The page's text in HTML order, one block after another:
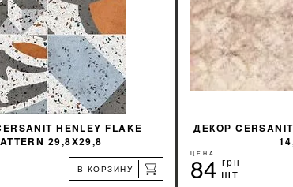
HENLEY FLAKE
29,8X29,8
В КОРЗИНУ
ДЕКОР
ЦЕНА
84 грн
шт